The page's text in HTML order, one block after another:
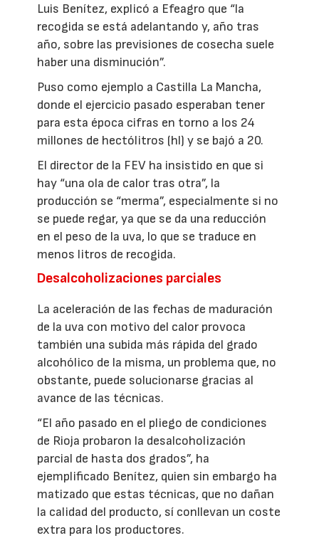
Luis Benítez, explicó a Efeagro que “la
recogida se está adelantando y, año tras
año, sobre las previsiones de cosecha suele
haber una disminución”.
Puso como ejemplo a Castilla La Mancha,
donde el ejercicio pasado esperaban tener
para esta época cifras en torno a los 24
millones de hectólitros (hl) y se bajó a 20.
El director de la FEV ha insistido en que si
hay “una ola de calor tras otra”, la
producción se “merma”, especialmente si no
se puede regar, ya que se da una reducción
en el peso de la uva, lo que se traduce en
menos litros de recogida.
Desalcoholizaciones parciales
La aceleración de las fechas de maduración
de la uva con motivo del calor provoca
también una subida más rápida del grado
alcohólico de la misma, un problema que, no
obstante, puede solucionarse gracias al
avance de las técnicas.
“El año pasado en el pliego de condiciones
de Rioja probaron la desalcoholización
parcial de hasta dos grados”, ha
ejemplificado Benítez, quien sin embargo ha
matizado que estas técnicas, que no dañan
la calidad del producto, sí conllevan un coste
extra para los productores.